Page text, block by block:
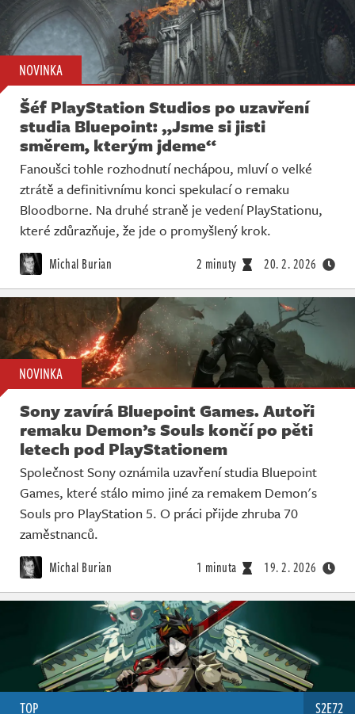
NOVINKA
Šéf PlayStation Studios po uzavření
studia Bluepoint: „Jsme si jisti
směrem, kterým jdeme“
Fanoušci tohle rozhodnutí nechápou, mluví o velké
ztrátě a definitivnímu konci spekulací o remaku
Bloodborne. Na druhé straně je vedení PlayStationu,
které zdůrazňuje, že jde o promyšlený krok.
Michal Burian 2 minuty 20. 2. 2026
NOVINKA
Sony zavírá Bluepoint Games. Autoři
remaku Demon’s Souls končí po pěti
letech pod PlayStationem
Společnost Sony oznámila uzavření studia Bluepoint
Games, které stálo mimo jiné za remakem Demon's
Souls pro PlayStation 5. O práci přijde zhruba 70
zaměstnanců.
Michal Burian 1 minuta 19. 2. 2026
TOP S2E72